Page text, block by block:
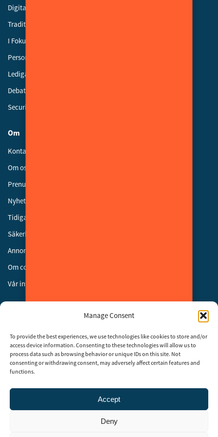
Manage Consent
To provide the best experiences, we use technologies like cookies to store and/or
access device information. Consenting to these technologies will allow us to
process data such as browsing behavior or unique IDs on this site. Not
consenting or withdrawing consent, may adversely affect certain features and
functions.
Accept
Deny
Digital Säkerhet
Traditionell Säkerhet
I Fokus
Personalnytt
Lediga jobb
Debatt
Security Advisory Board
Om
Kontakt
Om oss
Prenumerera
Nyhetsbrev
Tidigare nummer
Säkerhetsgalan
Annonsera
Om cookies
Vår integritetspolicy
Instagram
LinkedIn
Säkerhet år 2003 för att stimulera, utveckla och informera om